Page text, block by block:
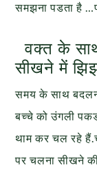
समझना पडता है
वक्त के
सीखने में
समय के साथ
बच्चे को उंगली
थाम कर चल रहे
पर चलना सीखने